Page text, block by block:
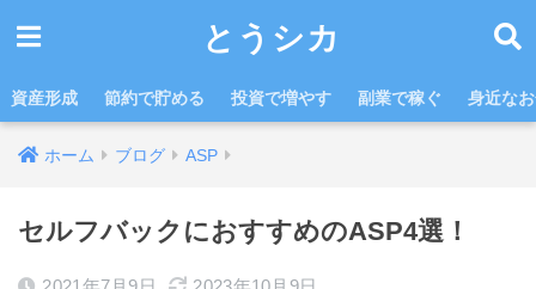
とうシカ
資産形成 節約で貯める 投資で増やす 副業で稼ぐ 身近な
ホーム ブログ ASP
セルフバックにおすすめのASP4選！